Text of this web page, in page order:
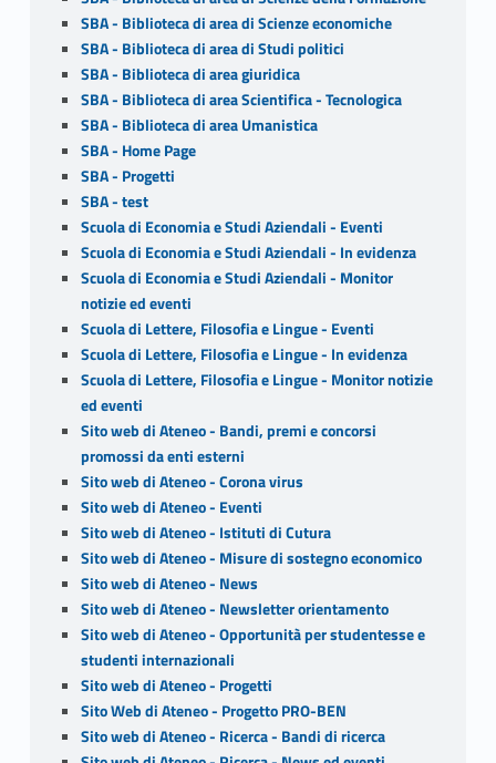
SBA - Biblioteca di area di Scienze economiche
SBA - Biblioteca di area di Studi politici
SBA - Biblioteca di area giuridica
SBA - Biblioteca di area Scientifica - Tecnologica
SBA - Biblioteca di area Umanistica
SBA - Home Page
SBA - Progetti
SBA - test
Scuola di Economia e Studi Aziendali - Eventi
Scuola di Economia e Studi Aziendali - In evidenza
Scuola di Economia e Studi Aziendali - Monitor
notizie ed eventi
Scuola di Lettere, Filosofia e Lingue - Eventi
Scuola di Lettere, Filosofia e Lingue - In evidenza
Scuola di Lettere, Filosofia e Lingue - Monitor notizie
ed eventi
Sito web di Ateneo - Bandi, premi e concorsi
promossi da enti esterni
Sito web di Ateneo - Corona virus
Sito web di Ateneo - Eventi
Sito web di Ateneo - Istituti di Cutura
Sito web di Ateneo - Misure di sostegno economico
Sito web di Ateneo - News
Sito web di Ateneo - Newsletter orientamento
Sito web di Ateneo - Opportunità per studentesse e
studenti internazionali
Sito web di Ateneo - Progetti
Sito Web di Ateneo - Progetto PRO-BEN
Sito web di Ateneo - Ricerca - Bandi di ricerca